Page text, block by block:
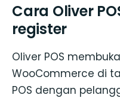
Cara Oliver
register
Oliver POS
WooCommerce di
POS dengan